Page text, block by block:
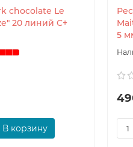
chocolate Le
20 линий C+
В корзину
5